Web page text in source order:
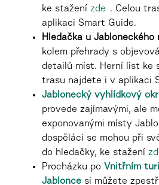
ke stažení zde . Celou
aplikaci Smart Guide.
Hledačka u Jabloneckého
kolem přehrady s
detailů míst. Herní list ke
trasu najdete i v aplikaci
Jablonecký vyhlídkový
provede zajímavými, ale
exponovanými místy
dospěláci se mohou při
do hledačky, ke stažení
Procházku po Vnitřním
Jablonce si můžete